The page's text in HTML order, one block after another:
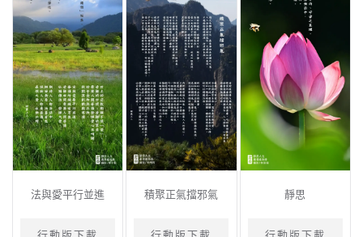
法與愛平行並進 積聚正氣擋邪氣 靜思